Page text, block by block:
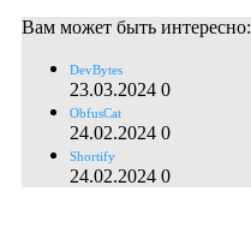
Вам может быть интересно:
DevBytes
23.03.2024 0
ObfusCat
24.02.2024 0
Shortify
24.02.2024 0